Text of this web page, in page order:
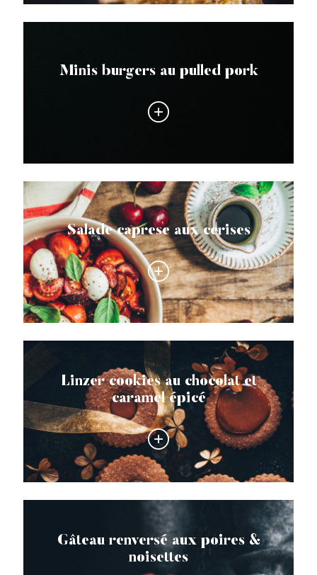
Minis burgers au pulled pork
Salade caprese aux cerises
Linzer cookies au chocolat et
caramel épicé
Gâteau renversé aux poires &
noisettes